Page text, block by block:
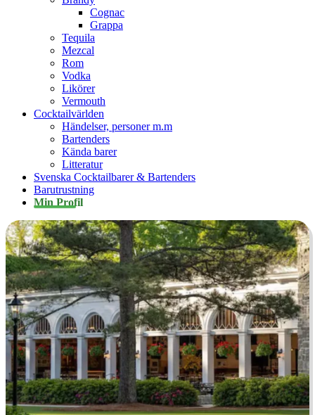
Cognac
Grappa
Tequila
Mezcal
Rom
Vodka
Likörer
Vermouth
Cocktailvärlden
Händelser, personer m.m
Bartenders
Kända barer
Litteratur
Svenska Cocktailbarer & Bartenders
Barutrustning
Min Profil